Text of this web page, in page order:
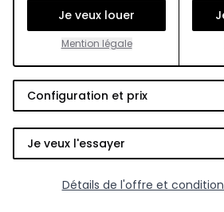
Je veux louer
Mention légale
Configuration et prix
Je veux l'essayer
Détails de l'offre et